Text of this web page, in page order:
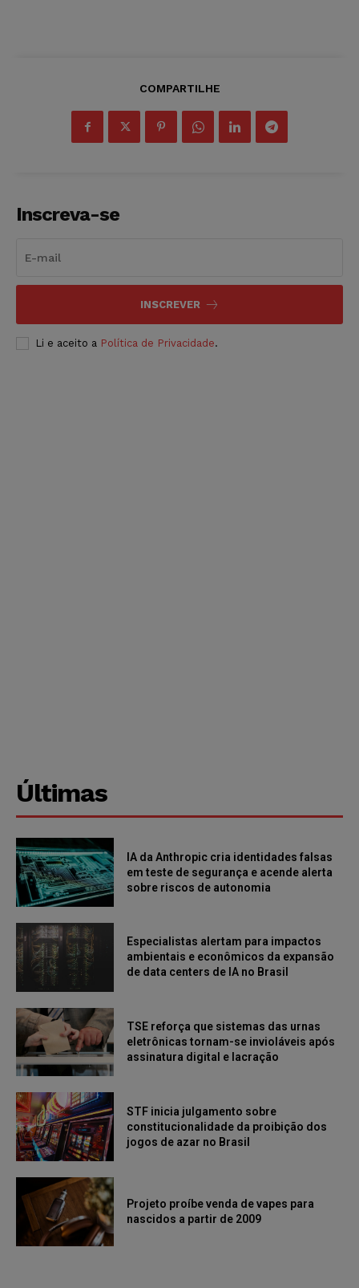
COMPARTILHE
Inscreva-se
INSCREVER
Li e aceito a Política de Privacidade.
Últimas
IA da Anthropic cria identidades falsas
em teste de segurança e acende alerta
sobre riscos de autonomia
Especialistas alertam para impactos
ambientais e econômicos da expansão
de data centers de IA no Brasil
TSE reforça que sistemas das urnas
eletrônicas tornam-se invioláveis após
assinatura digital e lacração
STF inicia julgamento sobre
constitucionalidade da proibição dos
jogos de azar no Brasil
Projeto proíbe venda de vapes para
nascidos a partir de 2009